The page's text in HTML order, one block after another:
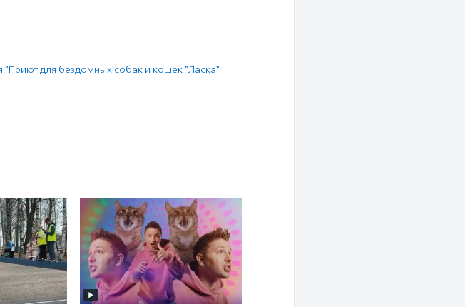
"Приют для бездомных собак и кошек "Ласка"